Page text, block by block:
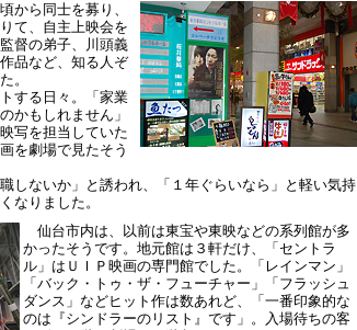
から同士を募り、
て、自主上映会を
督の弟子、川頭義
品など、知る人ぞ
。
する日々。「家業
かもしれません」
写を担当していた
を劇場で見たそう
しないか」と誘われ、「１年ぐらいなら」と軽い気持
なりました。
仙台市内は、以前は東宝や東映などの系列館が多
かったそうです。地元館は３軒だけ、「セントラ
ル」はＵＩＰ映画の専門館でした。「レインマン」
「バック・トゥ・ザ・フューチャー」「フラッシュ
ダンス」などヒット作は数あれど、「一番印象的な
のは『シンドラーのリスト』です」。入場待ちの客